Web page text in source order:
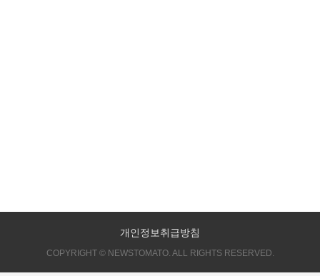
개인정보취급방침
COPYRIGHT © NEWSTOMATO. ALL RIGHTS RESERVED.